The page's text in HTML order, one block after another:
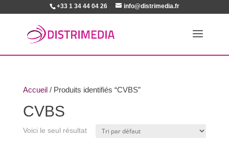
+33 1 34 44 04 26 info@distrimedia.fr
Accueil/ Produits identifiés “CVBS”
CVBS
Voici le seul résultat